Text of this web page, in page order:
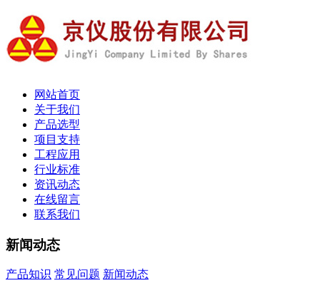
网站首页
关于我们
产品选型
项目支持
工程应用
行业标准
资讯动态
在线留言
联系我们
新闻动态
产品知识 常见问题 新闻动态